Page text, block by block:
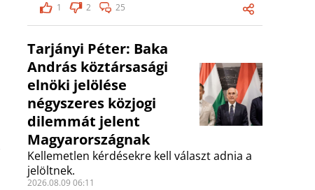
1
2 25
Tarjányi Péter: Baka
András köztársasági
elnöki jelölése
négyszeres közjogi
dilemmát jelent
Magyarországnak
Kellemetlen kérdésekre kell választ adnia a
jelöltnek.
2026.08.09 06:11